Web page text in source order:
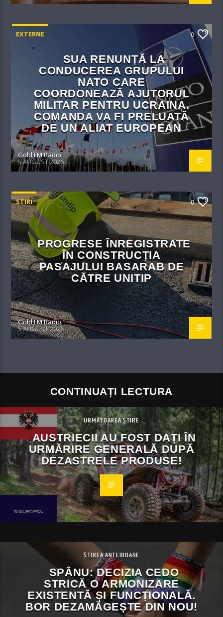
EXTERNE 0
SUA RENUNȚĂ LA
CONDUCEREA GRUPULUI
NATO CARE
COORDONEAZĂ AJUTORUL
MILITAR PENTRU UCRAINA.
COMANDA VA FI PRELUATĂ
DE UN ALIAT EUROPEAN
Gold FM Radio
5 AUGUST 2026
STIRI 0
PROGRESE ÎNREGISTRATE
ÎN CONSTRUCȚIA
PASAJULUI BASARAB DE
CĂTRE UNITIP
Gold FM Radio
5 AUGUST 2026
CONTINUAȚI LECTURA
URMĂTOAREA ȘTIRE
AUSTRIECII AU FOST DAȚI ÎN
URMĂRIRE GENERALĂ DUPĂ
DEZASTRELE PRODUSE!
ȘTIREA ANTERIOARE
SPÂNU: DECIZIA CEDO
STRICĂ O ARMONIZARE
EXISTENTĂ ȘI FUNCȚIONALĂ.
BOR DEZAMĂGEȘTE DIN NOU!